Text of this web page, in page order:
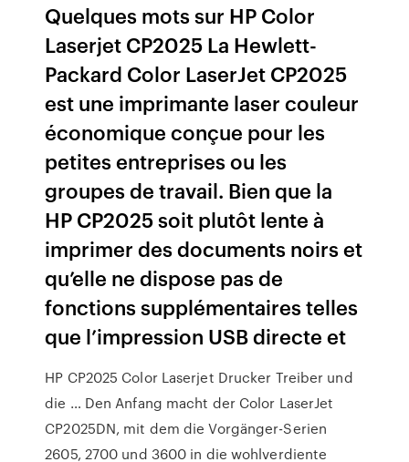
Quelques mots sur HP Color
Laserjet CP2025 La Hewlett-
Packard Color LaserJet CP2025
est une imprimante laser couleur
économique conçue pour les
petites entreprises ou les
groupes de travail. Bien que la
HP CP2025 soit plutôt lente à
imprimer des documents noirs et
qu’elle ne dispose pas de
fonctions supplémentaires telles
que l’impression USB directe et
HP CP2025 Color Laserjet Drucker Treiber und
die … Den Anfang macht der Color LaserJet
CP2025DN, mit dem die Vorgänger-Serien
2605, 2700 und 3600 in die wohlverdiente